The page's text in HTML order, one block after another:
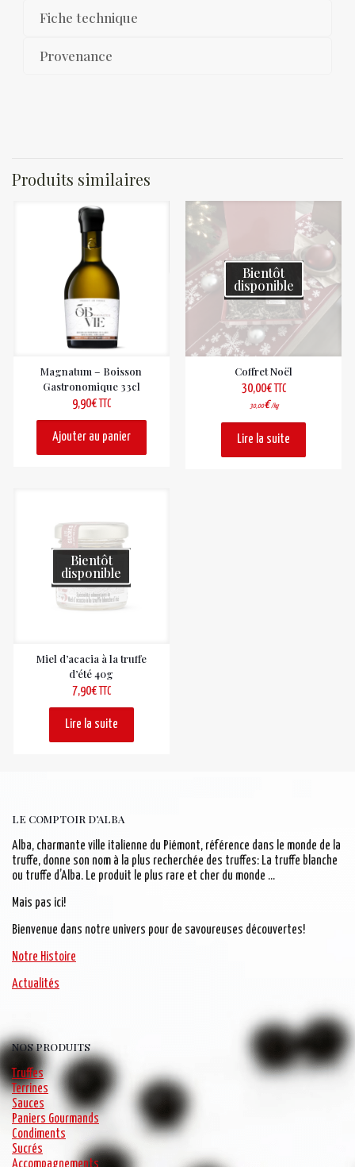
Fiche technique
Provenance
Produits similaires
Magnatum – Boisson
Gastronomique 33cl
9,90€ TTC
Ajouter au panier
Bientôt
disponible
Coffret Noël
30,00€ TTC
30,00€ /kg
Lire la suite
Bientôt
disponible
Miel d’acacia à la truffe
d’été 40g
7,90€ TTC
Lire la suite
LE COMPTOIR D’ALBA
Alba, charmante ville italienne du Piémont, référence dans le monde de la
truffe, donne son nom à la plus recherchée des truffes: La truffe blanche
ou truffe d’Alba. Le produit le plus rare et cher du monde …
Mais pas ici!
Bienvenue dans notre univers pour de savoureuses découvertes!
Notre Histoire
Actualités
NOS PRODUITS
Truffes
Terrines
Sauces
Paniers Gourmands
Condiments
Sucrés
Accompagnements